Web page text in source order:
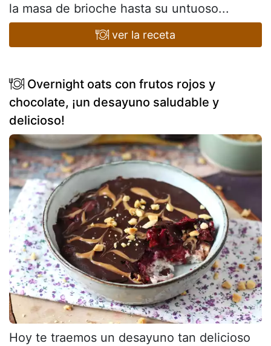
la masa de brioche hasta su untuoso...
ver la receta
Overnight oats con frutos rojos y
chocolate, ¡un desayuno saludable y
delicioso!
Hoy te traemos un desayuno tan delicioso